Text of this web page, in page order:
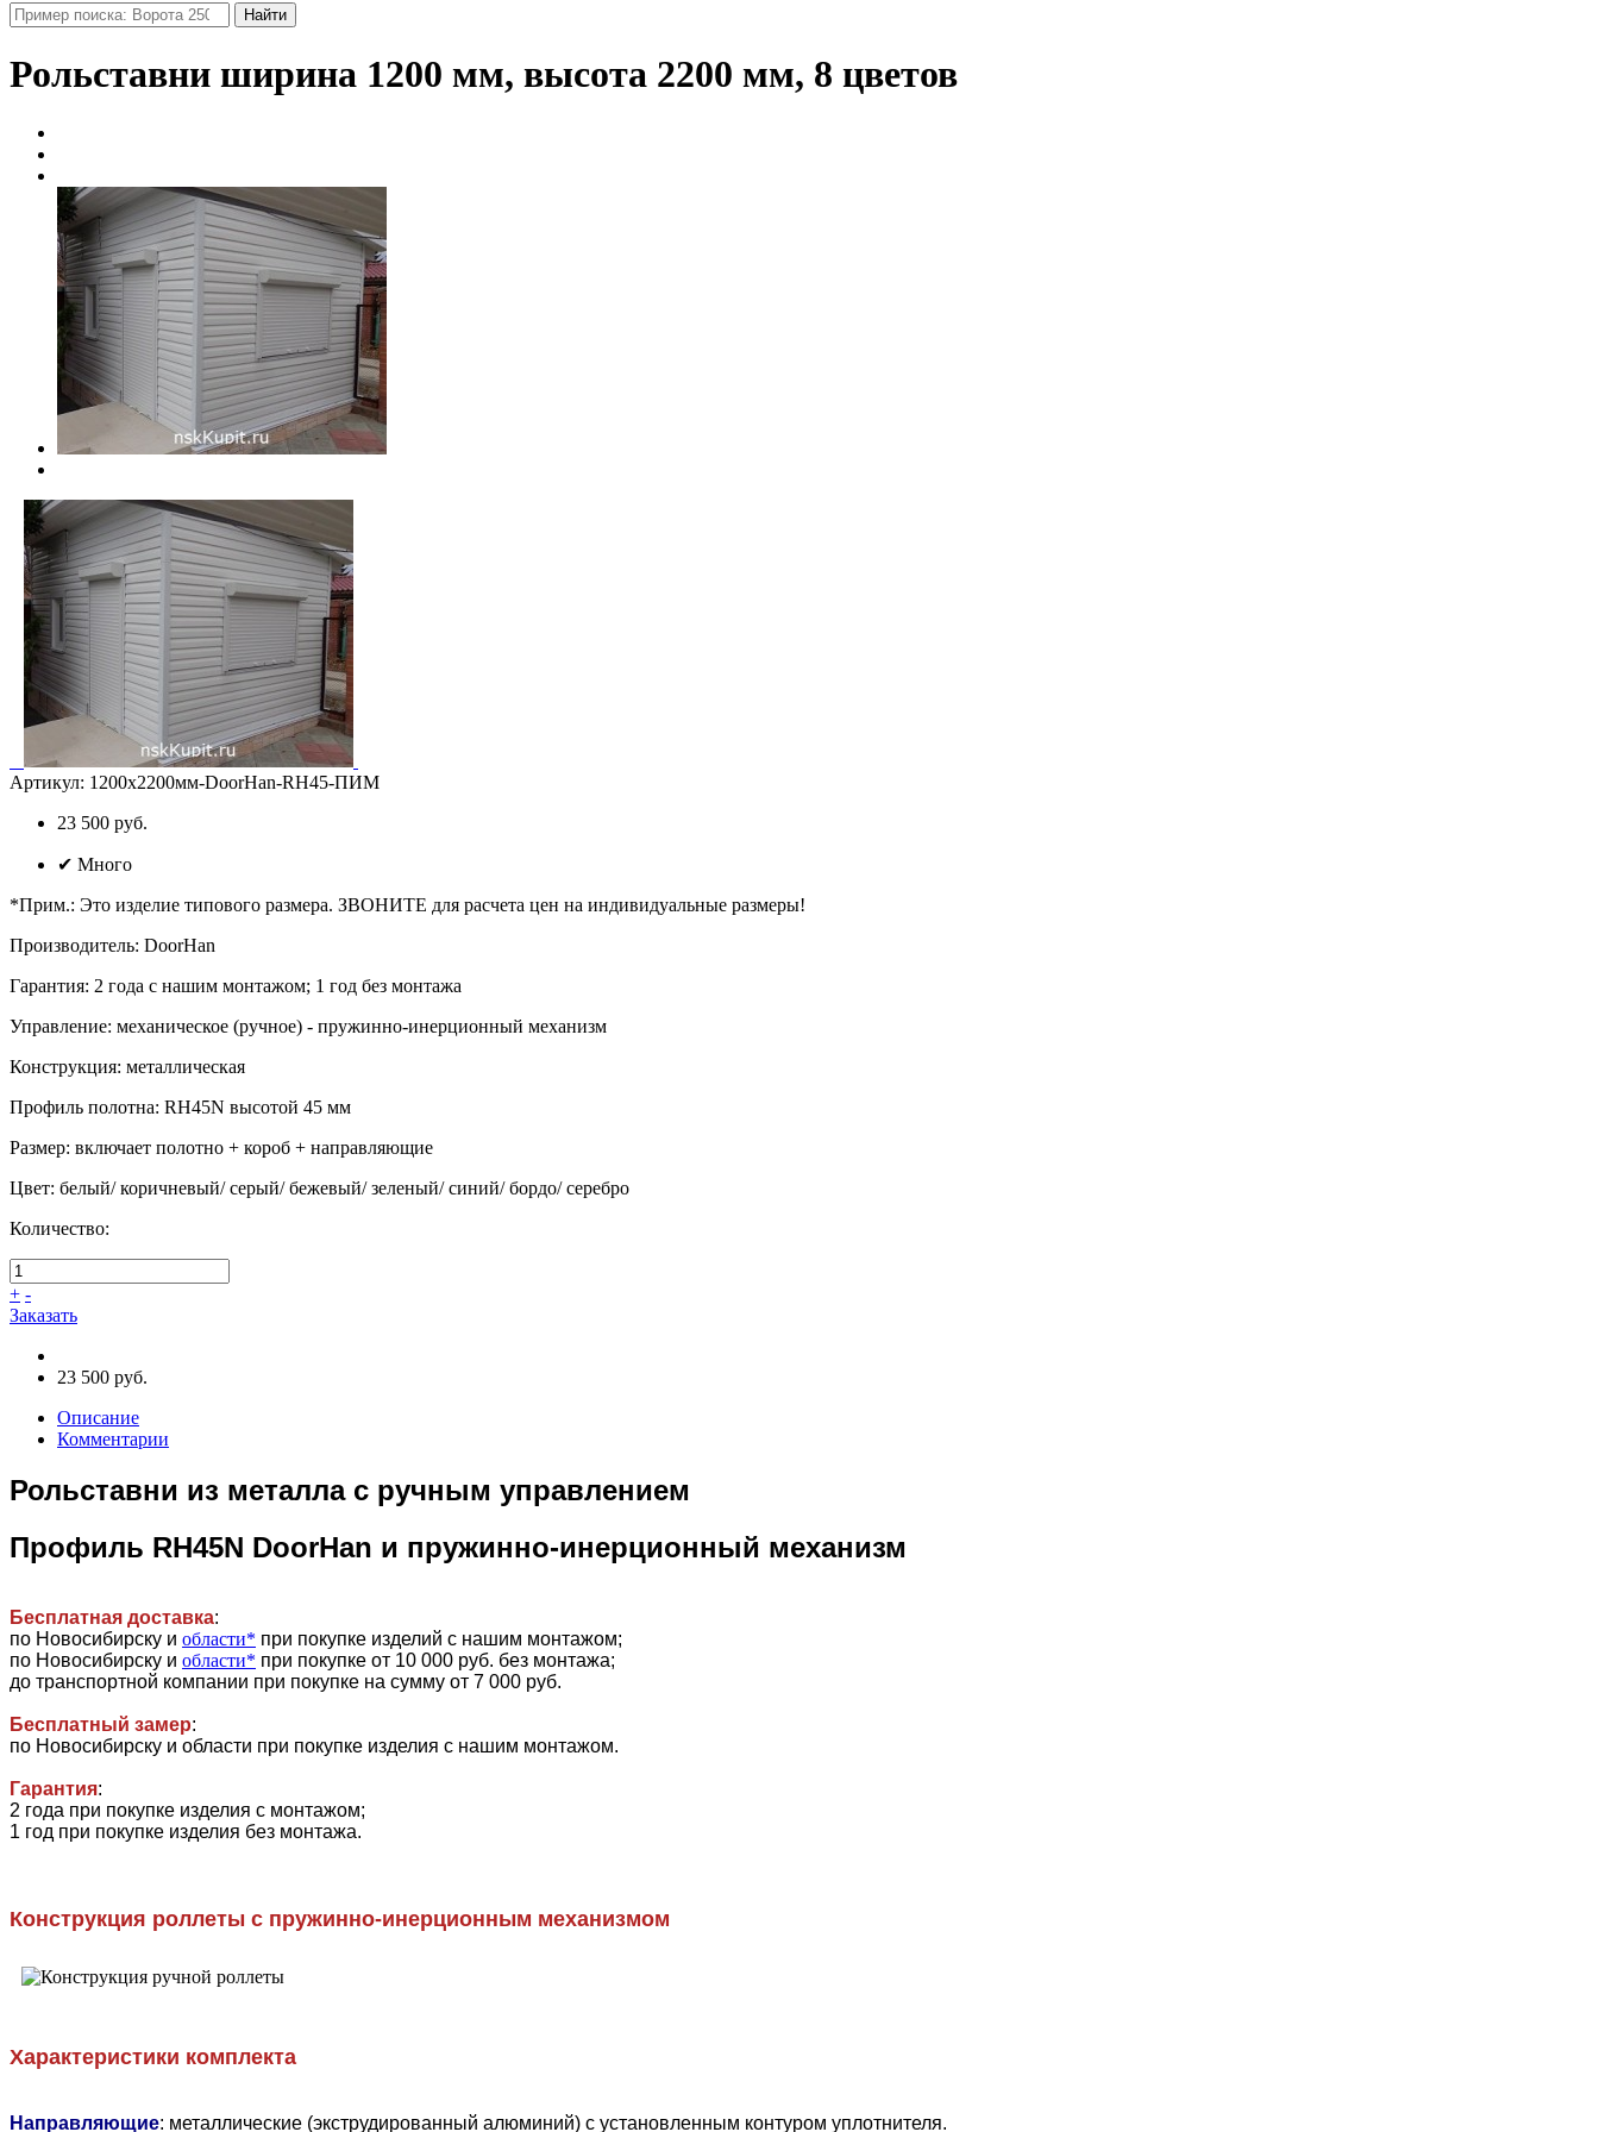
Найти
Рольставни ширина 1200 мм, высота 2200 мм, 8 цветов
Артикул: 1200х2200мм-DoorHan-RH45-ПИМ
23 500 руб.
✔ Много
*Прим.: Это изделие типового размера. ЗВОНИТЕ для расчета цен на индивидуальные размеры!
Производитель: DoorHan
Гарантия: 2 года с нашим монтажом; 1 год без монтажа
Управление: механическое (ручное) - пружинно-инерционный механизм
Конструкция: металлическая
Профиль полотна: RH45N высотой 45 мм
Размер: включает полотно + короб + направляющие
Цвет: белый/ коричневый/ серый/ бежевый/ зеленый/ синий/ бордо/ серебро
Количество:
+ -
Заказать
23 500 руб.
Описание
Комментарии
Рольставни из металла с ручным управлением
Профиль RH45N DoorHan и пружинно-инерционный механизм
Бесплатная доставка:
по Новосибирску и области* при покупке изделий с нашим монтажом;
по Новосибирску и области* при покупке от 10 000 руб. без монтажа;
до транспортной компании при покупке на сумму от 7 000 руб.
Бесплатный замер:
по Новосибирску и области при покупке изделия с нашим монтажом.
Гарантия:
2 года при покупке изделия с монтажом;
1 год при покупке изделия без монтажа.
Конструкция роллеты с пружинно-инерционным механизмом
Характеристики комплекта
Направляющие: металлические (экструдированный алюминий) с установленным контуром уплотнителя.